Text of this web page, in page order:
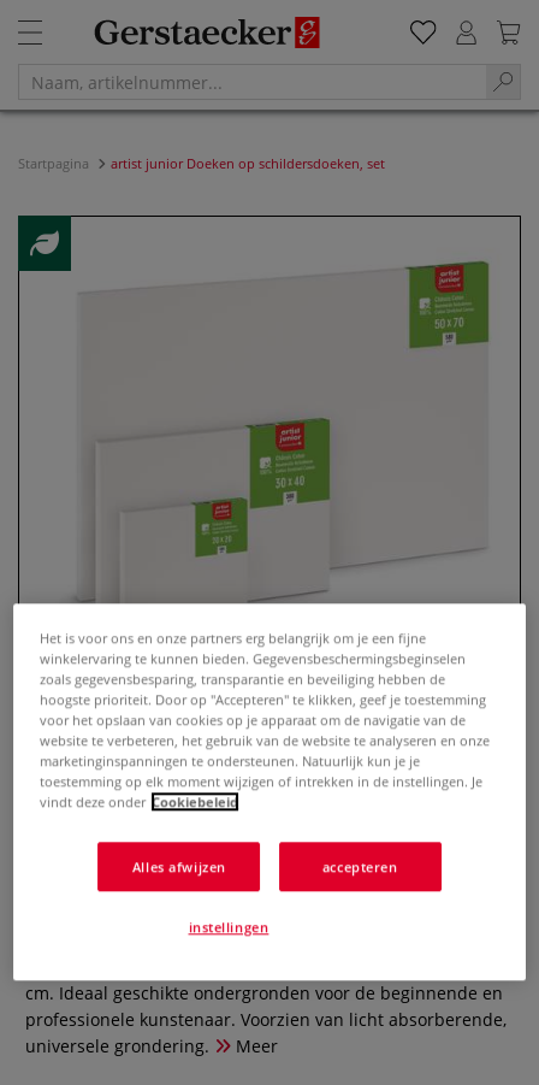
Startpagina artist junior Doeken op schildersdoeken, set
artist junior Doeken op
schildersdoeken, set
0 Beoordeling
Doeken op schildersdoeken, set van artist junior, bestaande
cm. Ideaal geschikte ondergronden voor de beginnende en
professionele kunstenaar. Voorzien van licht absorberende,
universele grondering.
Meer
Het is voor ons en onze partners erg belangrijk om je een fijne
winkelervaring te kunnen bieden. Gegevensbeschermingsbeginselen
zoals gegevensbesparing, transparantie en beveiliging hebben de
hoogste prioriteit. Door op "Accepteren" te klikken, geef je toestemming
voor het opslaan van cookies op je apparaat om de navigatie van de
website te verbeteren, het gebruik van de website te analyseren en onze
marketinginspanningen te ondersteunen. Natuurlijk kun je je
toestemming op elk moment wijzigen of intrekken in de instellingen. Je
vindt deze onder Cookiebeleid
Alles afwijzen accepteren
instellingen